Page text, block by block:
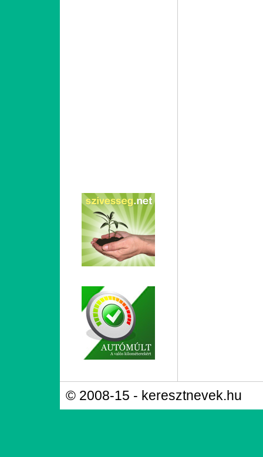
© 2008-15 - keresztnevek.hu